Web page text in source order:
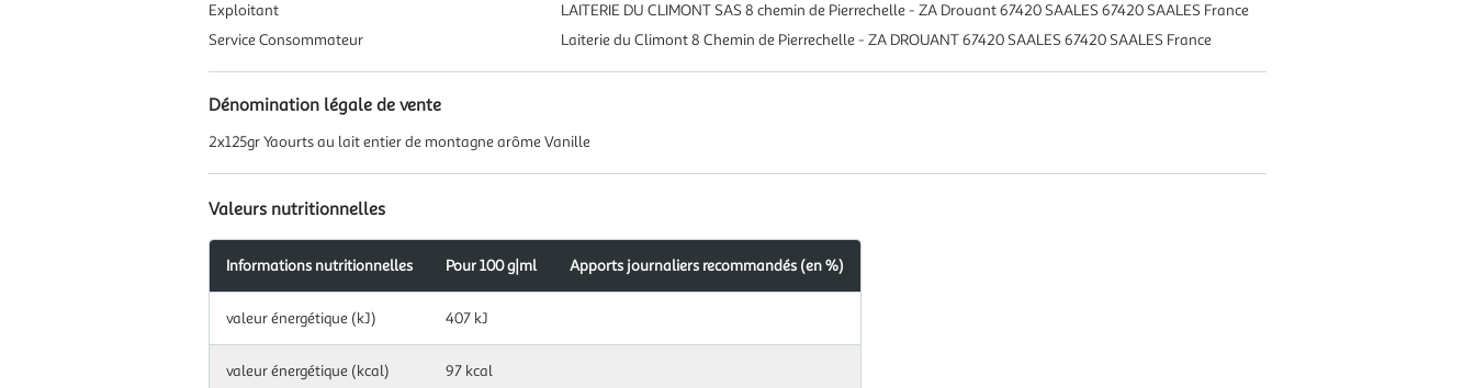
Exploitant
LAITERIE DU CLIMONT SAS 8 chemin de Pierrechelle - ZA Drouant 67420 SAALES 67420 SAALES France
Service Consommateur
Laiterie du Climont 8 Chemin de Pierrechelle - ZA DROUANT 67420 SAALES 67420 SAALES France
Dénomination légale de vente
2x125gr Yaourts au lait entier de montagne arôme Vanille
Valeurs nutritionnelles
nutritionnelles
pour
g|ml
Informations nutritionnelles Pour 100 g|ml Apports journaliers recommandés (en %)
valeur énergétique (kJ) 407 kJ
valeur énergétique (kcal) 97 kcal